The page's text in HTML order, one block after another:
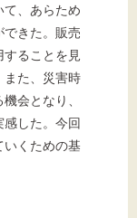
て、あらため
できた。販売
ることを見
また、災害時
会となり、
した。今回
いくための基